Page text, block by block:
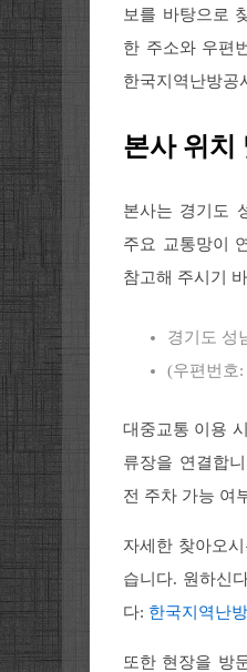
보를 바탕으로
한 주소와 우편
한국지역난방공
본사 위치
본사는 경기도
주요 교통망이
참고해 주시기
경기도 성
(우편번호:
대중교통 이용
류장을 연결합
전 주차 가능 여
자세한 찾아오
습니다. 원하신
다: 한국지역난
또한 현장을 방